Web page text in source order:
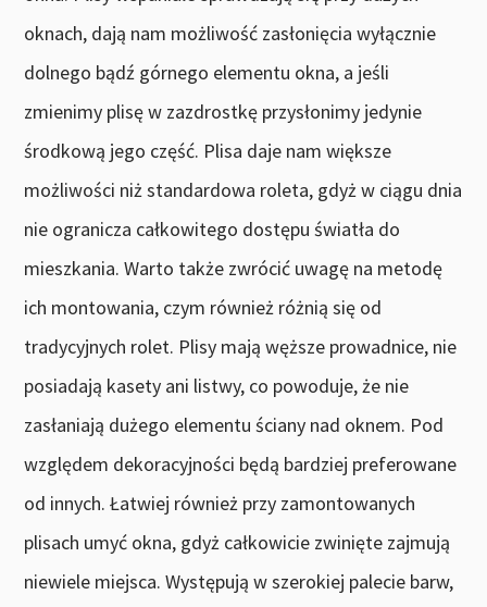
oknach, dają nam możliwość zasłonięcia wyłącznie
dolnego bądź górnego elementu okna, a jeśli
zmienimy plisę w zazdrostkę przysłonimy jedynie
środkową jego część. Plisa daje nam większe
możliwości niż standardowa roleta, gdyż w ciągu dnia
nie ogranicza całkowitego dostępu światła do
mieszkania. Warto także zwrócić uwagę na metodę
ich montowania, czym również różnią się od
tradycyjnych rolet. Plisy mają węższe prowadnice, nie
posiadają kasety ani listwy, co powoduje, że nie
zasłaniają dużego elementu ściany nad oknem. Pod
względem dekoracyjności będą bardziej preferowane
od innych. Łatwiej również przy zamontowanych
plisach umyć okna, gdyż całkowicie zwinięte zajmują
niewiele miejsca. Występują w szerokiej palecie barw,